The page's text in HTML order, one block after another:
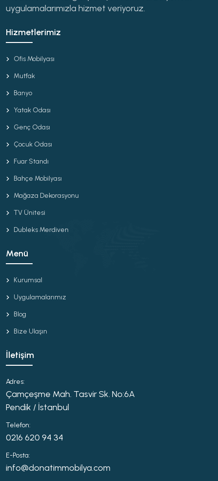
uygulamalarımızla hizmet veriyoruz.
Hizmetlerimiz
Ofis Mobilyası
Mutfak
Banyo
Yatak Odası
Genç Odası
Çocuk Odası
Fuar Standı
Bahçe Mobilyası
Mağaza Dekorasyonu
TV Ünitesi
Dubleks Merdiven
Menü
Kurumsal
Uygulamalarımız
Blog
Bize Ulaşın
İletişim
Adres:
Çamçeşme Mah. Tasvir Sk. No:6A
Pendik / İstanbul
Telefon:
0216 620 94 34
E-Posta:
info@donatimmobilya.com